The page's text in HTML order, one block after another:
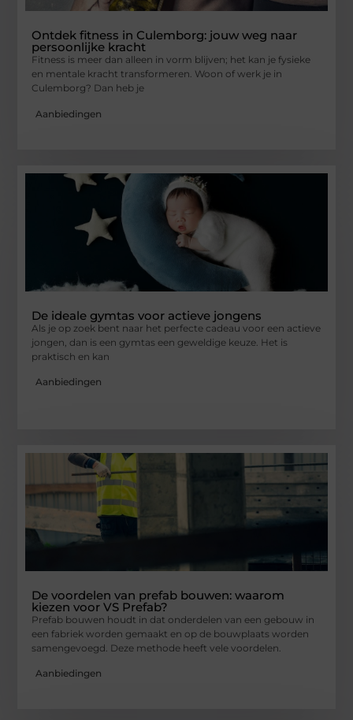
Ontdek fitness in Culemborg: jouw weg naar
persoonlijke kracht
Fitness is meer dan alleen in vorm blijven; het kan je fysieke
en mentale kracht transformeren. Woon of werk je in
Culemborg? Dan heb je
Aanbiedingen
De ideale gymtas voor actieve jongens
Als je op zoek bent naar het perfecte cadeau voor een actieve
jongen, dan is een gymtas een geweldige keuze. Het is
praktisch en kan
Aanbiedingen
De voordelen van prefab bouwen: waarom
kiezen voor VS Prefab?
Prefab bouwen houdt in dat onderdelen van een gebouw in
een fabriek worden gemaakt en op de bouwplaats worden
samengevoegd. Deze methode heeft vele voordelen.
Aanbiedingen